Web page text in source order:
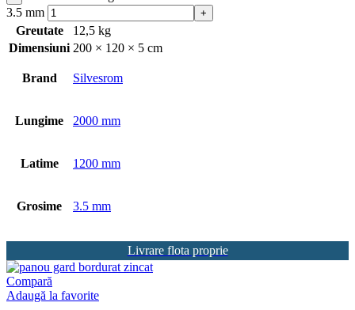
3.5 mm
Greutate
12,5 kg
Dimensiuni 200 × 120 × 5 cm
Brand Silvesrom
Lungime 2000 mm
Latime 1200 mm
Grosime 3.5 mm
Livrare flota proprie
Compară
Adaugă la favorite